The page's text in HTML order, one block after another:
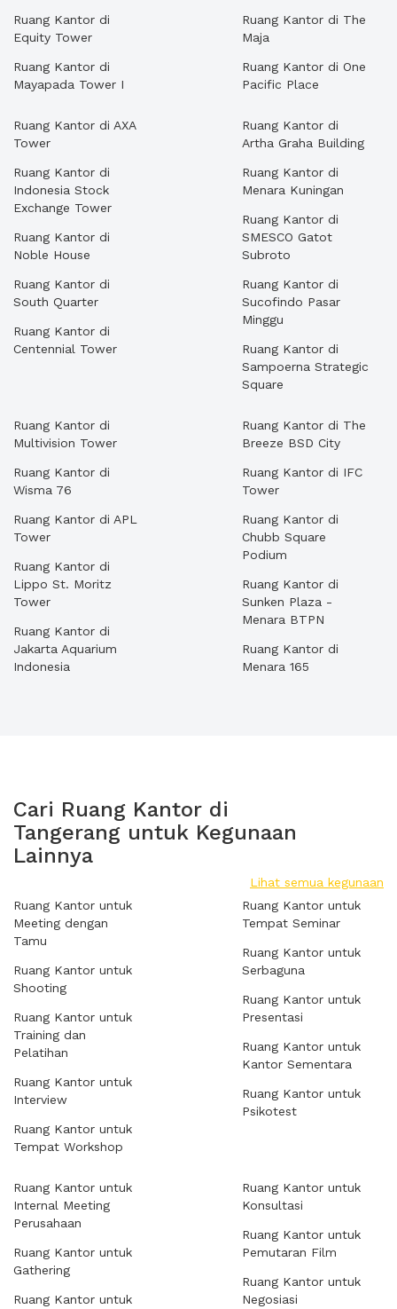
Ruang Kantor di
Equity Tower
Ruang Kantor di
Mayapada Tower I
Ruang Kantor di The
Maja
Ruang Kantor di One
Pacific Place
Ruang Kantor di AXA
Tower
Ruang Kantor di
Indonesia Stock
Exchange Tower
Ruang Kantor di
Noble House
Ruang Kantor di
South Quarter
Ruang Kantor di
Centennial Tower
Ruang Kantor di
Artha Graha Building
Ruang Kantor di
Menara Kuningan
Ruang Kantor di
SMESCO Gatot
Subroto
Ruang Kantor di
Sucofindo Pasar
Minggu
Ruang Kantor di
Sampoerna Strategic
Square
Ruang Kantor di
Multivision Tower
Ruang Kantor di
Wisma 76
Ruang Kantor di APL
Tower
Ruang Kantor di
Lippo St. Moritz
Tower
Ruang Kantor di
Jakarta Aquarium
Indonesia
Ruang Kantor di The
Breeze BSD City
Ruang Kantor di IFC
Tower
Ruang Kantor di
Chubb Square
Podium
Ruang Kantor di
Sunken Plaza -
Menara BTPN
Ruang Kantor di
Menara 165
Cari Ruang Kantor di
Tangerang untuk Kegunaan
Lainnya
Lihat semua kegunaan
Ruang Kantor untuk
Meeting dengan
Tamu
Ruang Kantor untuk
Shooting
Ruang Kantor untuk
Training dan
Pelatihan
Ruang Kantor untuk
Interview
Ruang Kantor untuk
Tempat Workshop
Ruang Kantor untuk
Tempat Seminar
Ruang Kantor untuk
Serbaguna
Ruang Kantor untuk
Presentasi
Ruang Kantor untuk
Kantor Sementara
Ruang Kantor untuk
Psikotest
Ruang Kantor untuk
Internal Meeting
Perusahaan
Ruang Kantor untuk
Gathering
Ruang Kantor untuk
Ruang Kantor untuk
Konsultasi
Ruang Kantor untuk
Pemutaran Film
Ruang Kantor untuk
Negosiasi